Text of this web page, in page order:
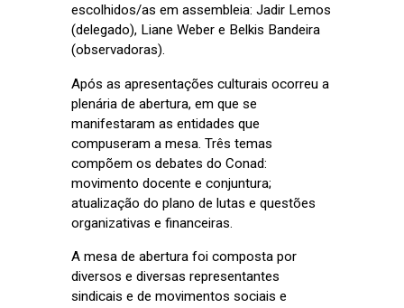
escolhidos/as em assembleia: Jadir Lemos
(delegado), Liane Weber e Belkis Bandeira
(observadoras).
Após as apresentações culturais ocorreu a
plenária de abertura, em que se
manifestaram as entidades que
compuseram a mesa. Três temas
compõem os debates do Conad:
movimento docente e conjuntura;
atualização do plano de lutas e questões
organizativas e financeiras.
A mesa de abertura foi composta por
diversos e diversas representantes
sindicais e de movimentos sociais e